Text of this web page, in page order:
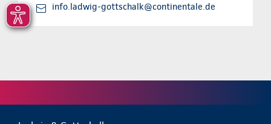
info.ladwig-gottschalk@continentale.de